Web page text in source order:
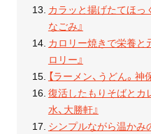
カラッと揚げたてほっ
なごみ』
カロリー焼きで栄養と
ロリー』
【ラーメン、うどん。
復活したもりそばとカ
水、大勝軒』
シンプルながら温かみ